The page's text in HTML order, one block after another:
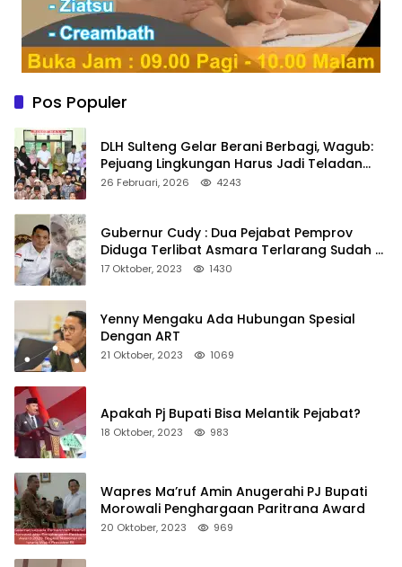
Pos Populer
DLH Sulteng Gelar Berani Berbagi, Wagub:
Pejuang Lingkungan Harus Jadi Teladan
Kepedulian
26 Februari, 2026 4243
Gubernur Cudy : Dua Pejabat Pemprov
Diduga Terlibat Asmara Terlarang Sudah di
Non Job
17 Oktober, 2023 1430
Yenny Mengaku Ada Hubungan Spesial
Dengan ART
21 Oktober, 2023 1069
Apakah Pj Bupati Bisa Melantik Pejabat?
18 Oktober, 2023 983
Wapres Ma’ruf Amin Anugerahi PJ Bupati
Morowali Penghargaan Paritrana Award
20 Oktober, 2023 969